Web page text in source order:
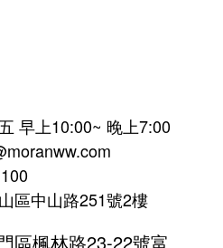
早上10:00~ 晚上7:00
區中山路251號2樓
區楓林路23-22號富